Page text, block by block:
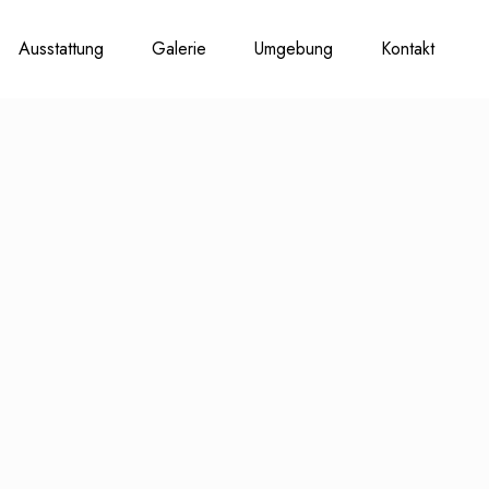
Ausstattung Galerie Umgebung Kontakt